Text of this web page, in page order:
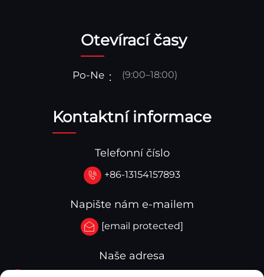
Otevírací časy
Po-Ne (9:00–18:00)
Kontaktní informace
Telefonní číslo
+86-13154157893
Napište nám e-mailem
[email protected]
Naše adresa